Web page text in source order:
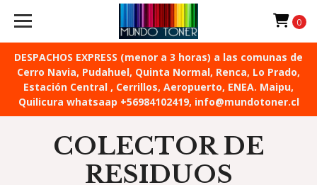
DESPACHOS EXPRESS (menor a 3 horas) a las comunas de
Cerro Navia, Pudahuel, Quinta Normal, Renca, Lo Prado,
Estación Central , Cerrillos, Aeropuerto, ENEA. Maipu,
Quilicura whatsaap +56984102419, info@mundotoner.cl
0
COLECTOR DE
RESIDUOS